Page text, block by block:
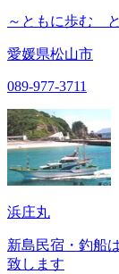
～ともに歩む
愛媛県松山市
089-977-3711
浜庄丸
新島民宿・釣船
致します